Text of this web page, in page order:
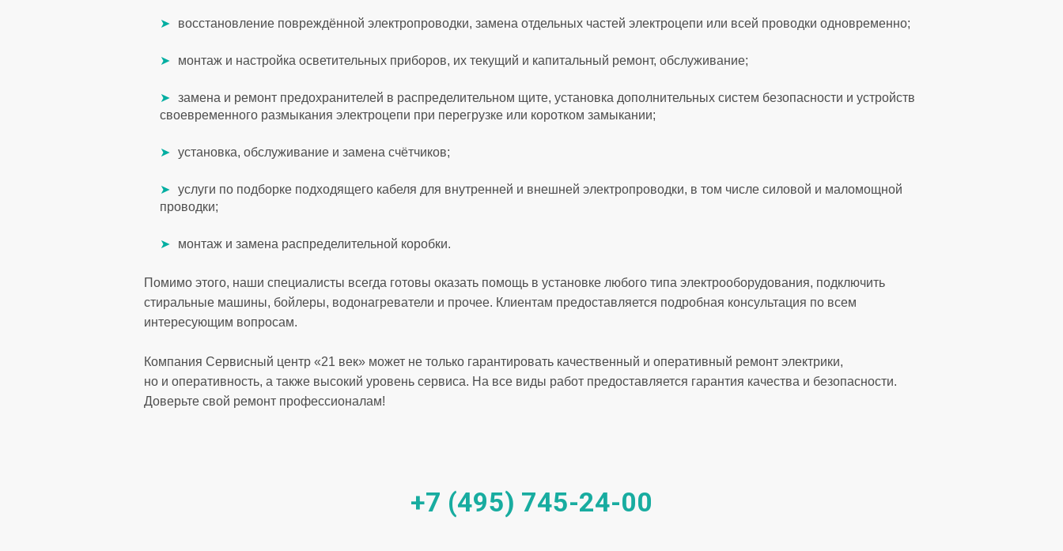
восстановление повреждённой электропроводки, замена отдельных частей электроцепи или всей проводки одновременно;
монтаж и настройка осветительных приборов, их текущий и капитальный ремонт, обслуживание;
замена и ремонт предохранителей в распределительном щите, установка дополнительных систем безопасности и устройств
своевременного размыкания электроцепи при перегрузке или коротком замыкании;
установка, обслуживание и замена счётчиков;
услуги по подборке подходящего кабеля для внутренней и внешней электропроводки, в том числе силовой и маломощной
проводки;
монтаж и замена распределительной коробки.
Помимо этого, наши специалисты всегда готовы оказать помощь в установке любого типа электрооборудования, подключить
стиральные машины, бойлеры, водонагреватели и прочее. Клиентам предоставляется подробная консультация по всем
интересующим вопросам.
Компания Сервисный центр «21 век» может не только гарантировать качественный и оперативный ремонт электрики,
но и оперативность, а также высокий уровень сервиса. На все виды работ предоставляется гарантия качества и безопасности.
Доверьте свой ремонт профессионалам!
+7 (495) 745-24-00